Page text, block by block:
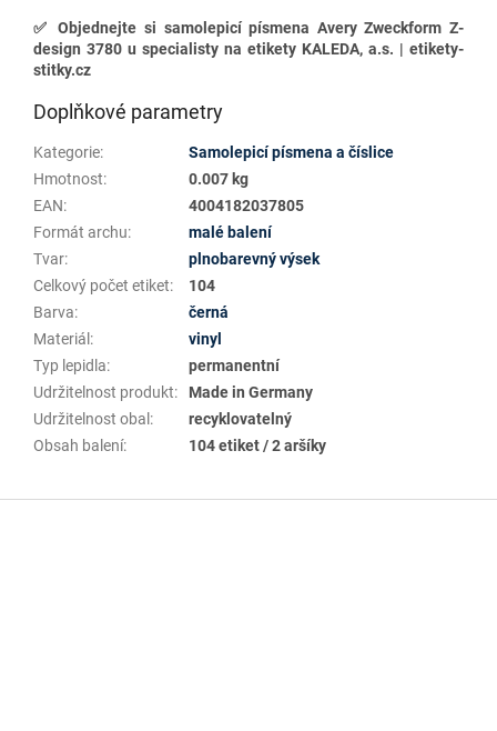
✅Objednejte si samolepicí písmena Avery Zweckform Z-
design 3780 u specialisty na etikety KALEDA, a.s. | etikety-
stitky.cz
Doplňkové parametry
Kategorie:
Samolepicí písmena a číslice
Hmotnost:
0.007 kg
EAN:
4004182037805
Formát archu:
malé balení
Tvar:
plnobarevný výsek
Celkový počet etiket:
104
Barva:
černá
Materiál :
vinyl
Typ lepidla:
permanentní
Udržitelnost produkt:
Made in Germany
Udržitelnost obal :
recyklovatelný
Obsah balení: 104 etiket / 2 aršíky